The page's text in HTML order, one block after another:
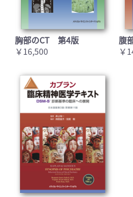
胸部のCT 第4版
￥16,500
腹
￥